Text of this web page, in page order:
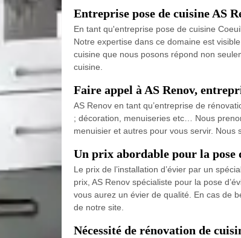
Entreprise pose de cuisine AS
En tant qu'entreprise pose de cuisine
Notre expertise dans ce domaine est
cuisine que nous posons répond non
cuisine.
Faire appel à AS Renov,
AS Renov en tant qu’entreprise de
; décoration, menuiseries etc… Nous
menuisier et autres pour vous servir.
Un prix abordable pour la pose
Le prix de l’installation d’évier par un
prix, AS Renov spécialiste pour la pose
vous aurez un évier de qualité. En cas de
de notre site.
Nécessité de rénovation de